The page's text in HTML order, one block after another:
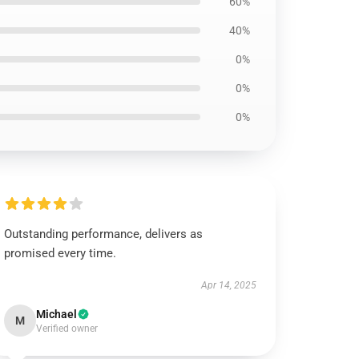
40%
0%
0%
0%
Outstanding performance, delivers as
promised every time.
Apr 14, 2025
M Michael
Verified owner